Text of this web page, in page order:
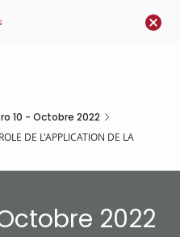
10 - Octobre 2022
DE L'APPLICATION DE LA
2022